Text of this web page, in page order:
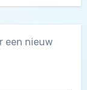
een nieuw